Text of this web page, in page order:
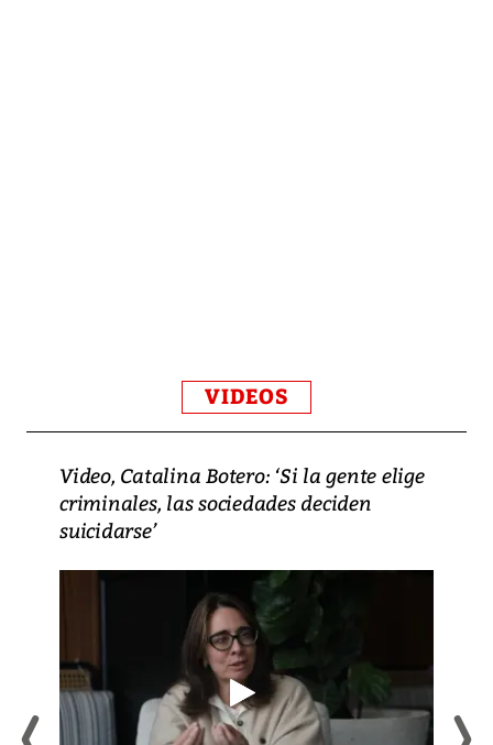
VIDEOS
Video, Catalina Botero: ‘Si la gente elige
criminales, las sociedades deciden
suicidarse’